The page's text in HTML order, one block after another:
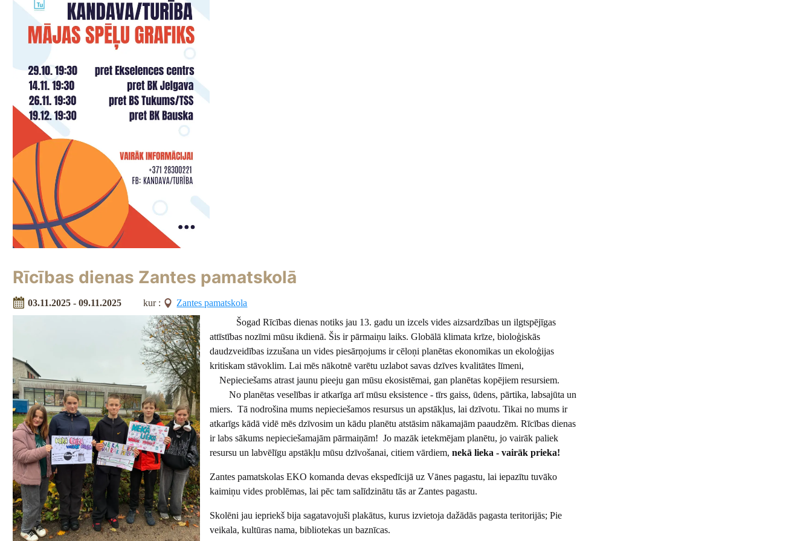
Rīcības dienas Zantes pamatskolā
03.11.2025 - 09.11.2025 kur :
Zantes pamatskola
Šogad Rīcības dienas notiks jau 13. gadu un izcels vides aizsardzības un ilgtspējīgas
attīstības nozīmi mūsu ikdienā. Šis ir pārmaiņu laiks. Globālā klimata krīze, bioloģiskās
daudzveidības izzušana un vides piesārņojums ir cēloņi planētas ekonomikas un ekoloģijas
kritiskam stāvoklim. Lai mēs nākotnē varētu uzlabot savas dzīves kvalitātes līmeni,
Nepieciešams atrast jaunu pieeju gan mūsu ekosistēmai, gan planētas kopējiem resursiem.
No planētas veselības ir atkarīga arī mūsu eksistence - tīrs gaiss, ūdens, pārtika, labsajūta un
miers. Tā nodrošina mums nepieciešamos resursus un apstākļus, lai dzīvotu. Tikai no mums ir
atkarīgs kādā vidē mēs dzīvosim un kādu planētu atstāsim nākamajām paaudzēm. Rīcības dienas
ir labs sākums nepieciešamajām pārmaiņām! Jo mazāk ietekmējam planētu, jo vairāk paliek
resursu un labvēlīgu apstākļu mūsu dzīvošanai, citiem vārdiem,nekā lieka - vairāk prieka!
Zantes pamatskolas EKO komanda devas ekspedīcijā uz Vānes pagastu, lai iepazītu tuvāko
kaimiņu vides problēmas, lai pēc tam salīdzinātu tās ar Zantes pagastu.
Skolēni jau iepriekš bija sagatavojuši plakātus, kurus izvietoja dažādās pagasta teritorijās; Pie
veikala, kultūras nama, bibliotekas un baznīcas.